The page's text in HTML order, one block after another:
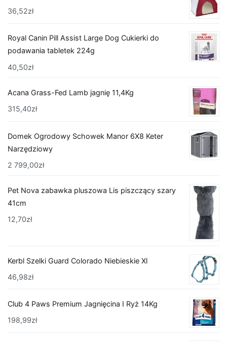
36,52zł
Royal Canin Pill Assist Large Dog Cukierki do
podawania tabletek 224g
40,50zł
Acana Grass-Fed Lamb jagnię 11,4Kg
315,40zł
Domek Ogrodowy Schowek Manor 6X8 Keter
Narzędziowy
2 799,00zł
Pet Nova zabawka pluszowa Lis piszczący szary
41cm
12,70zł
Kerbl Szelki Guard Colorado Niebieskie Xl
46,98zł
Club 4 Paws Premium Jagnięcina I Ryż 14Kg
198,99zł